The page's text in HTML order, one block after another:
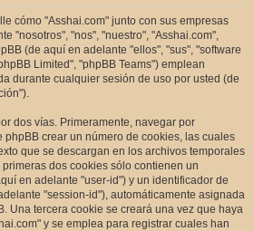
cómo "Asshai.com" junto con sus empresas
"nosotros", "nos", "nuestro", "Asshai.com",
(de aquí en adelante "ellos", "sus", "software
Limited", "phpBB Teams") emplean
durante cualquier sesión de uso por usted (de
dos vías. Primeramente, navegar por
phpBB crear un número de cookies, las cuales
que se descargan en los archivos temporales
dos cookies sólo contienen un
en adelante "user-id") y un identificador de
"session-id"), automáticamente asignada
Una tercera cookie se creará una vez que haya
y se emplea para registrar cuales han